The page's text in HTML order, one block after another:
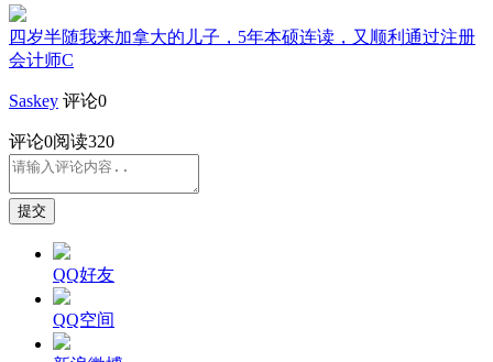
四岁半随我来加拿大的儿子，5年本硕连读，又顺利通过注册
会计师C
Saskey 评论0
评论0阅读320
提交
QQ好友
QQ空间